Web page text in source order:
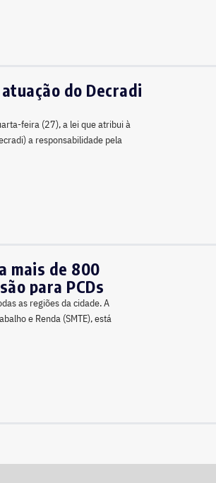
do Decradi
feira (27), a lei que atribui à
a responsabilidade pela
mais de 800
para PCDs
as regiões da cidade. A
e Renda (SMTE), está